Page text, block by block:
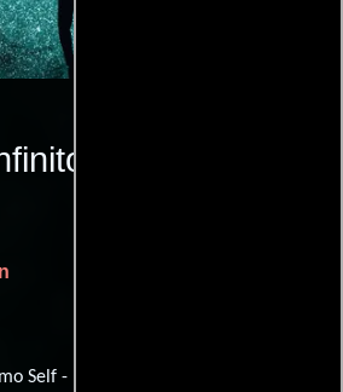
Self - Physicist